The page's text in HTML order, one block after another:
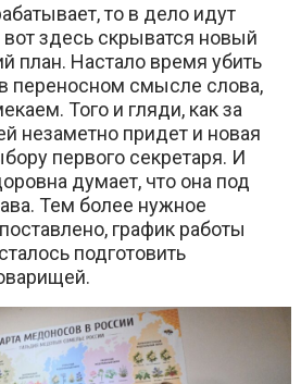
то в дело идут
здесь скрыватся новый
план. Настало время убить
переносном смысле слова,
Того и гляди, как за
незаметно придет и новая
первого секретаря. И
думает, что она под
Тем более нужное
график работы
подготовить